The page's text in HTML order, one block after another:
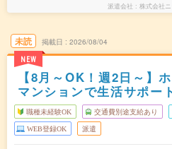
派遣会社 株式会社
未読
NEW
掲載日 2026/08/04
【8月～OK！週2日～】
マンションで生活サポー
職種未経験OK 交通費別途支給あり
WEB登録OK 派遣